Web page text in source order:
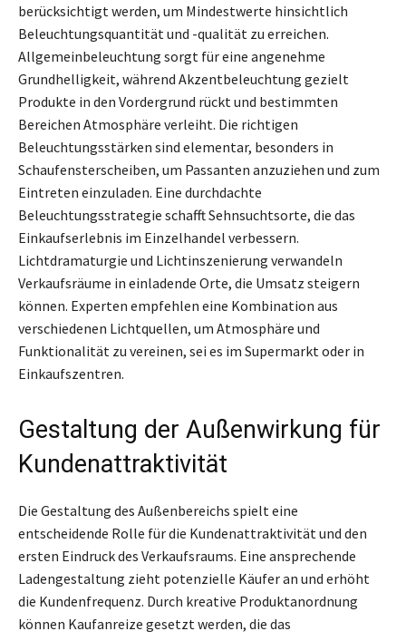
berücksichtigt werden, um Mindestwerte hinsichtlich
Beleuchtungsquantität und -qualität zu erreichen.
Allgemeinbeleuchtung sorgt für eine angenehme
Grundhelligkeit, während Akzentbeleuchtung gezielt
Produkte in den Vordergrund rückt und bestimmten
Bereichen Atmosphäre verleiht. Die richtigen
Beleuchtungsstärken sind elementar, besonders in
Schaufensterscheiben, um Passanten anzuziehen und zum
Eintreten einzuladen. Eine durchdachte
Beleuchtungsstrategie schafft Sehnsuchtsorte, die das
Einkaufserlebnis im Einzelhandel verbessern.
Lichtdramaturgie und Lichtinszenierung verwandeln
Verkaufsräume in einladende Orte, die Umsatz steigern
können. Experten empfehlen eine Kombination aus
verschiedenen Lichtquellen, um Atmosphäre und
Funktionalität zu vereinen, sei es im Supermarkt oder in
Einkaufszentren.
Gestaltung der Außenwirkung für
Kundenattraktivität
Die Gestaltung des Außenbereichs spielt eine
entscheidende Rolle für die Kundenattraktivität und den
ersten Eindruck des Verkaufsraums. Eine ansprechende
Ladengestaltung zieht potenzielle Käufer an und erhöht
die Kundenfrequenz. Durch kreative Produktanordnung
können Kaufanreize gesetzt werden, die das